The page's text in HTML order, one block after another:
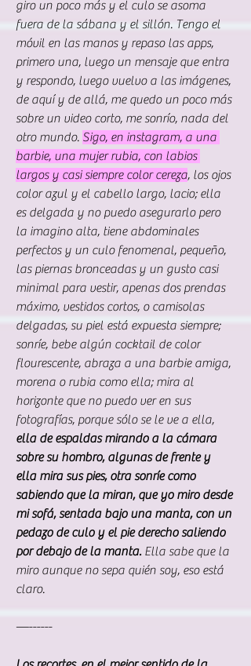
giro un poco más y el culo se asoma
fuera de la sábana y el sillón. Tengo el
móvil en las manos y repaso las apps,
primero una, luego un mensaje que entra
y respondo, luego vuelvo a las imágenes,
de aquí y de allá, me quedo un poco más
sobre un video corto, me sonrío, nada del
otro mundo. Sigo, en instagram, a una
barbie, una mujer rubia, con labios
largos y casi siempre color cereza, los ojos
color azul y el cabello largo, lacio; ella
es delgada y no puedo asegurarlo pero
la imagino alta, tiene abdominales
perfectos y un culo fenomenal, pequeño,
las piernas bronceadas y un gusto casi
minimal para vestir, apenas dos prendas
máximo, vestidos cortos, o camisolas
delgadas, su piel está expuesta siempre;
sonríe, bebe algún cocktail de color
flourescente, abraza a una barbie amiga,
morena o rubia como ella; mira al
horizonte que no puedo ver en sus
fotografías, porque sólo se le ve a ella,
ella de espaldas mirando a la cámara
sobre su hombro, algunas de frente y
ella mira sus pies, otra sonríe como
sabiendo que la miran, que yo miro desde
mi sofá, sentada bajo una manta, con un
pedazo de culo y el pie derecho saliendo
por debajo de la manta. Ella sabe que la
miro aunque no sepa quién soy, eso está
claro.
—------